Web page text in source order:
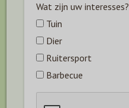
Wat zijn uw interesses?
Tuin
Dier
Ruitersport
Barbecue